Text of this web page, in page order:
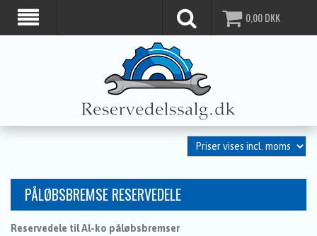
0,00DKK
PÅLØBSBREMSE RESERVEDELE
Reservedele til Al-ko påløbsbremser